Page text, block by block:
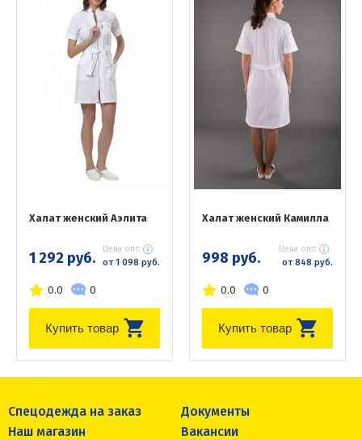
Халат женский Аэлита
1 292 руб. Цена опт:
от 1 098 руб.
0.0 0
Купить товар
Халат женский Камилла
998 руб. Цена опт:
от 848 руб.
0.0 0
Купить товар
Спецодежда на заказ
Документы
Наш магазин
Вакансии